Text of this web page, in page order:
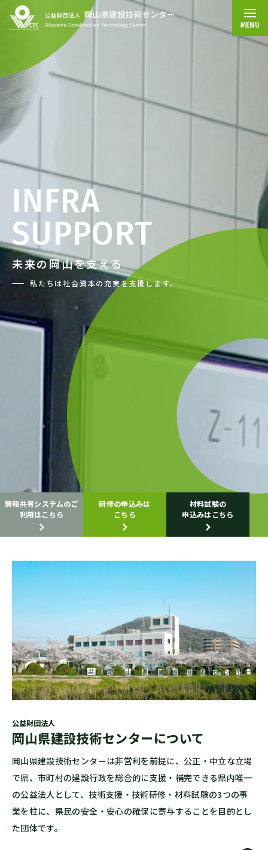
MENU
INFRA
SUPPORT
未来の岡山を支える
私たちは社会資本の充実を支援します。
情報共有システムのご
利用はこちら
研修の申込みは
こちら
材料試験の
申込みはこちら
公益財団法人
岡山県建設技術センターについて
岡山県建設技術センターは非営利を前提に、公正・中立な立場
で県、市町村の建設行政を総合的に支援・補完できる県内唯一
の公益法人として、技術支援・技術研修・材料試験の3つの事
業を柱に、県民の安全・安心の確保に寄与することを目的とし
た団体です。